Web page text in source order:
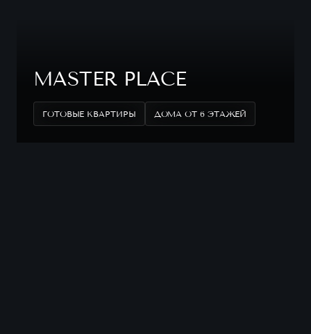
MASTER PLACE
ГОТОВЫЕ КВАРТИРЫ ДОМА ОТ 6 ЭТАЖЕЙ